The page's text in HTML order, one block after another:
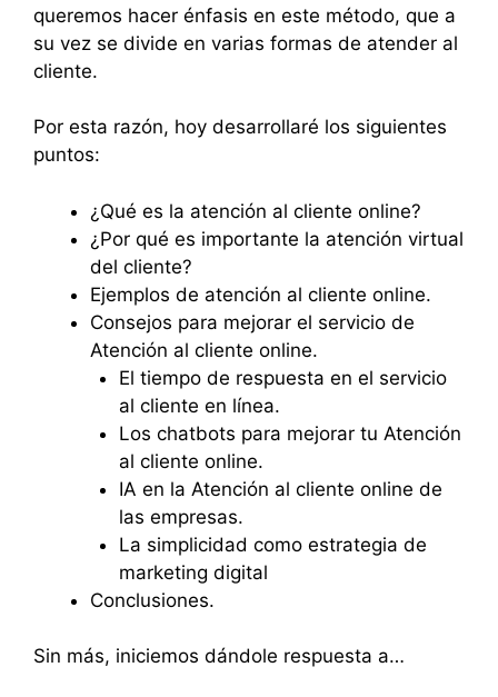
queremos hacer énfasis en este método, que a
su vez se divide en varias formas de atender al
cliente.
Por esta razón, hoy desarrollaré los siguientes
puntos:
¿Qué es la atención al cliente online?
¿Por qué es importante la atención virtual
del cliente?
Ejemplos de atención al cliente online.
Consejos para mejorar el servicio de
Atención al cliente online.
El tiempo de respuesta en el servicio
al cliente en línea.
Los chatbots para mejorar tu Atención
al cliente online.
IA en la Atención al cliente online de
las empresas.
La simplicidad como estrategia de
marketing digital
Conclusiones.
Sin más, iniciemos dándole respuesta a…